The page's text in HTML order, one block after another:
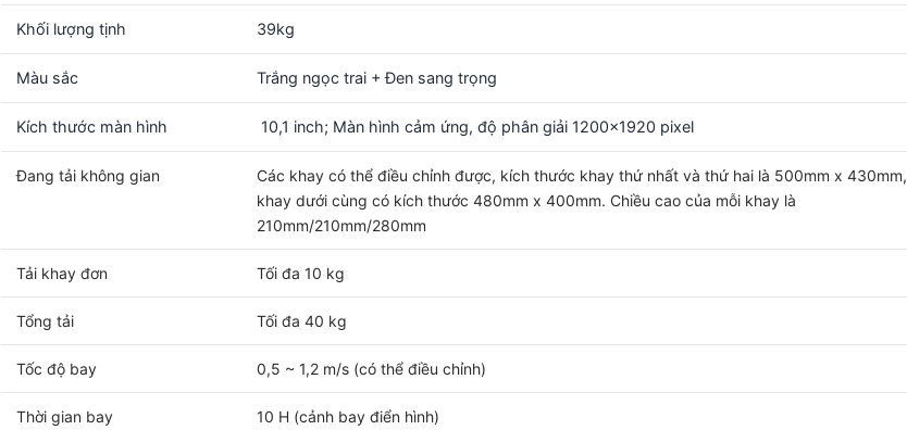
Khối lượng tịnh 39kg
Màu sắc Trắng ngọc trai + Đen sang trọng
Kích thước màn hình 10,1 inch; Màn hình cảm ứng, độ phân giải 1200×1920 pixel
Đang tải không gian
Các khay có thể điều chỉnh được, kích thước khay thứ nhất và thứ hai là 500mm x 430mm,
khay dưới cùng có kích thước 480mm x 400mm. Chiều cao của mỗi khay là
210mm/210mm/280mm
Tải khay đơn Tối đa 10 kg
Tổng tải Tối đa 40 kg
Tốc độ bay 0,5 ~ 1,2 m/s (có thể điều chỉnh)
Thời gian bay 10 H (cảnh bay điển hình)